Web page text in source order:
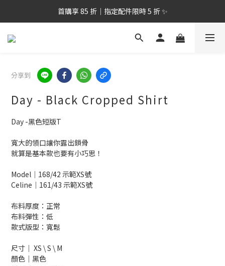
全台滿$2,500 TWD免運｜跨境滿$8000TWD 免運 >
8/1-8/14 情人節限定｜夏季洋裝單件8折🎁
全台滿$2,500 TWD免運｜跨境滿$8000TWD 免運 >
分享到
Day - Black Cropped Shirt
Day -黑色短版T
寬大的領口讓你露出鎖骨
就算是基本款也要有小巧思！
Model｜168/42 示範XS號
Celine｜161/43 示範XS號
布料厚度：正常
布料彈性：低
款式版型：寬鬆
尺寸｜ XS \ S \ M
顏色｜黑色